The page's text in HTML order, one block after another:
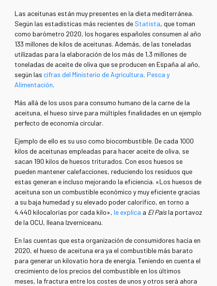
Las aceitunas están muy presentes en la dieta mediterránea.
Según las estadísticas más recientes de Statista, que toman
como barómetro 2020, los hogares españoles consumen al año
133 millones de kilos de aceitunas. Además, de las toneladas
utilizadas para la elaboración de los más de 1,3 millones de
toneladas de aceite de oliva que se producen en España al año,
según las cifras del Ministerio de Agricultura, Pesca y
Alimentación.
Más allá de los usos para consumo humano de la carne de la
aceituna, el hueso sirve para múltiples finalidades en un ejemplo
perfecto de economía circular.
Ejemplo de ello es su uso como biocombustible. De cada 1000
kilos de aceitunas empleadas para hacer aceite de oliva, se
sacan 190 kilos de huesos triturados. Con esos huesos se
pueden mantener calefacciones, reduciendo los residuos que
estas generan e incluso mejorando la eficiencia. «Los huesos de
aceituna son un combustible económico y muy eficiente gracias
a su baja humedad y su elevado poder calorífico, en torno a
4.440 kilocalorías por cada kilo», le explica a El Paísla portavoz
de la OCU, Ileana Izverniceanu.
En las cuentas que esta organización de consumidores hacía en
2020, el hueso de aceituna era ya el combustible más barato
para generar un kilovatio hora de energía. Teniendo en cuenta el
crecimiento de los precios del combustible en los últimos
meses, la fractura entre los costes de unos y otros será ahora